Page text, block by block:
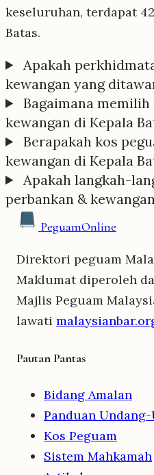
keseluruhan, terdapat
Batas.
Apakah
kewangan yang
Bagaimana
kewangan di Kepala
Berapakah kos
kewangan di Kepala
Apakah langkah-
perbankan &
PeguamOnline
Direktori peguam
Maklumat diperoleh
Majlis Peguam
lawati
Pautan Pantas
Bidang Amalan
Panduan
Kos Peguam
Sistem Mahkamah